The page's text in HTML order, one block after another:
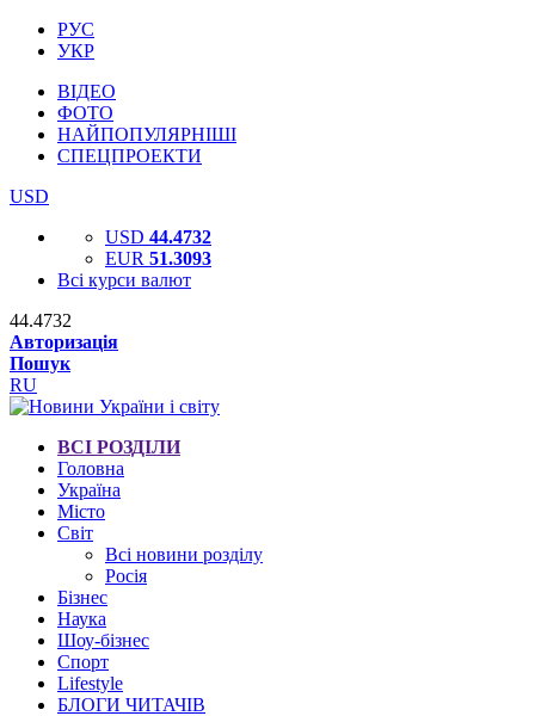
РУС
УКР
ВІДЕО
ФОТО
НАЙПОПУЛЯРНІШІ
СПЕЦПРОЕКТИ
USD
USD 44.4732
EUR 51.3093
Всі курси валют
44.4732
Авторизація
Пошук
RU
ВСІ РОЗДІЛИ
Головна
Україна
Місто
Світ
Всі новини розділу
Росія
Бізнес
Наука
Шоу-бізнес
Спорт
Lifestyle
БЛОГИ ЧИТАЧІВ